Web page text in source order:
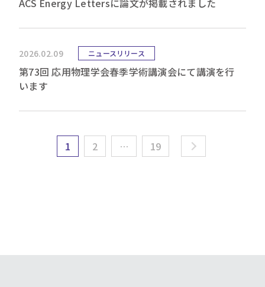
ACS Energy Lettersに論文が掲載されました
2026.02.09 ニュースリリース
第73回 応用物理学会春季学術講演会にて講演を行
います
1 2 … 19